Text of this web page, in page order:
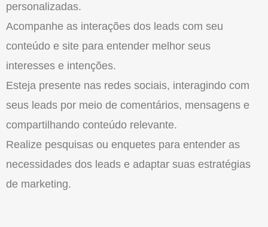
personalizadas.
Acompanhe as interações dos leads com seu
conteúdo e site para entender melhor seus
interesses e intenções.
Esteja presente nas redes sociais, interagindo com
seus leads por meio de comentários, mensagens e
compartilhando conteúdo relevante.
Realize pesquisas ou enquetes para entender as
necessidades dos leads e adaptar suas estratégias
de marketing.